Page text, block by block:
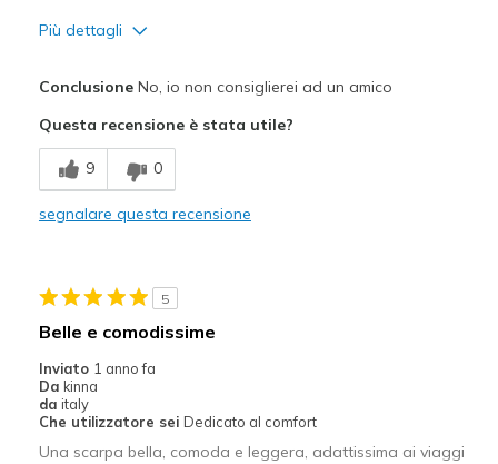
Più dettagli
Migliori Utilizzi:
Casual Wear
View On Shoes
I'm Into Shoes
ConclusioneNo, io non consiglierei ad un amico
Questa recensione è stata utile?
9 0
segnalare questa recensione
5
Belle e comodissime
Inviato 1 anno fa
Da kinna
da italy
Che utilizzatore sei Dedicato al comfort
Una scarpa bella, comoda e leggera, adattissima ai viaggi